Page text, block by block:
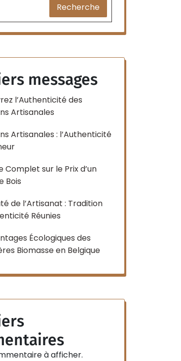
Recherche
messages
l’Authenticité des
Artisanales
Artisanales : l’Authenticité
Complet sur le Prix d’un
Bois
de l’Artisanat : Tradition
Réunies
Écologiques des
Biomasse en Belgique
à afficher.